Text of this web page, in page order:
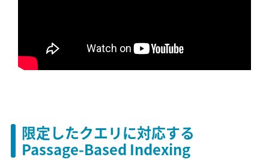
限定したクエリに対応する
Passage-Based Indexing